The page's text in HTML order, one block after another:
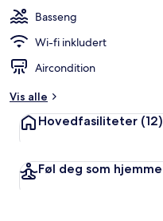
Basseng
Wi-fi inkludert
Aircondition
Vis alle
Hovedfasiliteter (12)
Føl deg som hjemme